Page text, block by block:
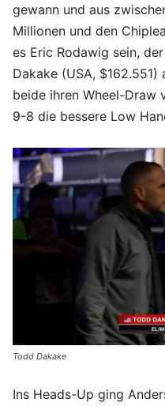
gewann und aus
Millionen und den
es Eric Rodawig sein,
Dakake (USA,
beide ihren Wheel-Draw
9-8 die bessere Low
Todd Dakake
Ins Heads-Up ging